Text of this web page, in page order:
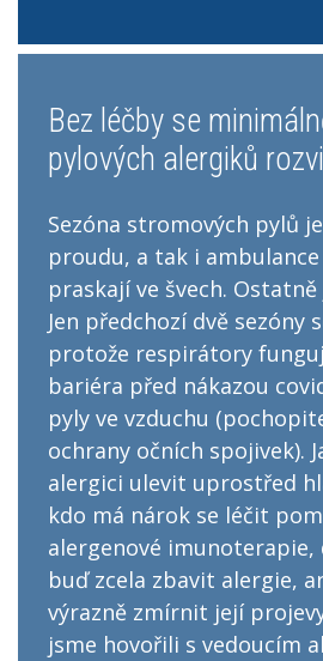
Bez léčby se
pylových alergiků
Sezóna stromových pylů
proudu, a tak i
praskají ve švech.
Jen předchozí dvě sezóny
protože respirátory
bariéra před nákazou
pyly ve vzduchu
ochrany očních spojivek).
alergici ulevit uprostřed
kdo má nárok se léčit
alergenové imunoterapie,
buď zcela zbavit alergie,
výrazně zmírnit její
jsme hovořili s vedoucím